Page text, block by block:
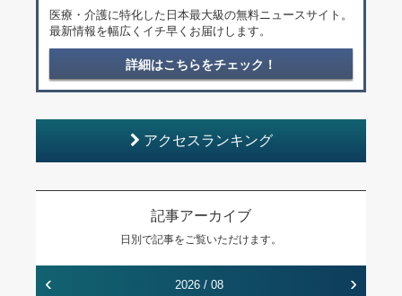
医療・介護に特化した日本最大級の無料ニュースサイト。
最新情報を幅広くイチ早くお届けします。
詳細はこちらをチェック！
アクセスランキング
記事アーカイブ
日別で記事をご覧いただけます。
‹ 2026 / 08 ›